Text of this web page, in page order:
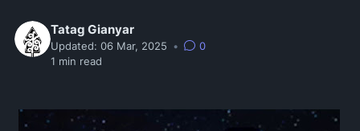
Tatag Gianyar
Updated: 06 Mar, 2025 •
0
1 min read